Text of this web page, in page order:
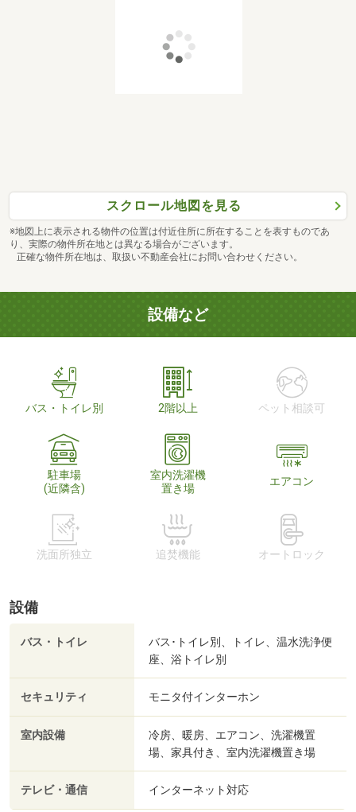
スクロール地図を見る
※地図上に表示される物件の位置は付近住所に所在することを表すものであ
り、実際の物件所在地とは異なる場合がございます。
正確な物件所在地は、取扱い不動産会社にお問い合わせください。
設備など
バス・トイレ別 2階以上 ペット相談可
駐車場
(近隣含)
室内洗濯機
置き場
エアコン
洗面所独立 追焚機能 オートロック
設備
バス・トイレ
バス･トイレ別、トイレ、温水洗浄便
座、浴トイレ別
セキュリティ モニタ付インターホン
室内設備
冷房、暖房、エアコン、洗濯機置
場、家具付き、室内洗濯機置き場
テレビ・通信 インターネット対応